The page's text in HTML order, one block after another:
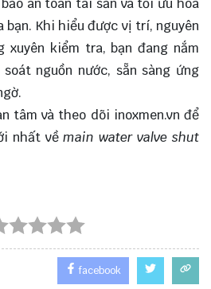
an toàn tài sản và tối ưu hóa
bạn. Khi hiểu được vị trí, nguyên
xuyên kiểm tra, bạn đang nắm
nguồn nước, sẵn sàng ứng
tâm và theo dõi inoxmen.vn để
nhất về main water valve shut
facebook